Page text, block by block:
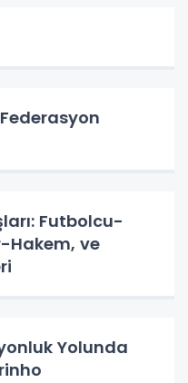
Futbolcu-
Hakem, ve
Yolunda